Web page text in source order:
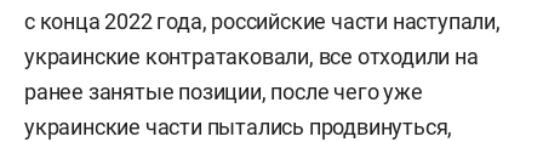
с конца 2022 года, российские части наступали,
украинские контратаковали, все отходили на
ранее занятые позиции, после чего уже
украинские части пытались продвинуться,